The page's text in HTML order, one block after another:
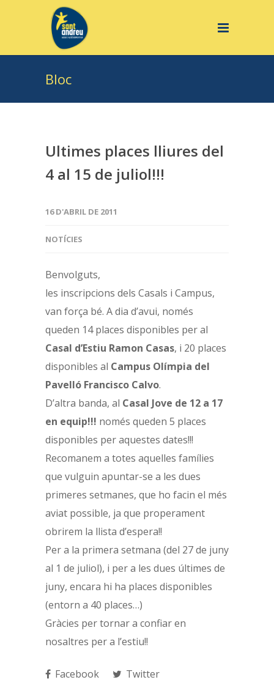
Bloc
Ultimes places lliures del
4 al 15 de juliol!!!
16 D'ABRIL DE 2011
NOTÍCIES
Benvolguts,
les inscripcions dels Casals i Campus,
van força bé. A dia d’avui, només
queden 14 places disponibles per al
Casal d’Estiu Ramon Casas, i 20 places
disponibles al Campus Olímpia del
Pavelló Francisco Calvo.
D’altra banda, al Casal Jove de 12 a 17
en equip!!! només queden 5 places
disponibles per aquestes dates!!!
Recomanem a totes aquelles famílies
que vulguin apuntar-se a les dues
primeres setmanes, que ho facin el més
aviat possible, ja que properament
obrirem la llista d’espera!!
Per a la primera setmana (del 27 de juny
al 1 de juliol), i per a les dues últimes de
juny, encara hi ha places disponibles
(entorn a 40 places…)
Gràcies per tornar a confiar en
nosaltres per a l’estiu!!
Facebook
Twitter